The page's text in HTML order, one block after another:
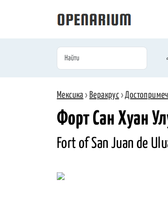
Мексика › Веракрус ›
Форт Сан Хуан
Fort of San Juan de